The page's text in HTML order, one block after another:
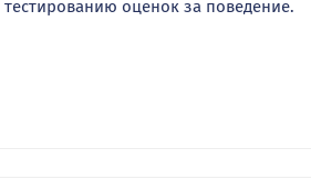
тестированию оценок за поведение.